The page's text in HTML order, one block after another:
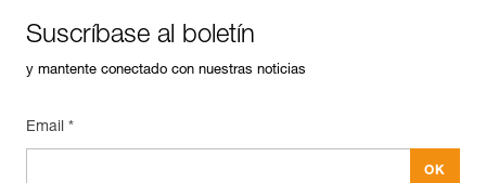
Suscríbase al boletín
y mantente conectado con nuestras noticias
Email *